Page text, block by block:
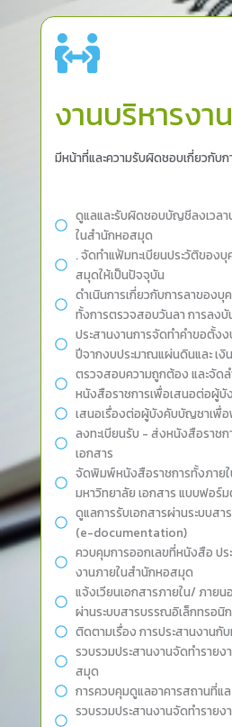
งานบริหารง
มีหน้าที่และความรับผิดชอบเกี่ยวกับ
ดูแลและรับผิดชอบบัญชีลงเวล
ในสำนักหอสมุด
. จัดทำแฟ้มทะเบียนประวัติของ
สมุดให้เป็นปัจจุบัน
ดำเนินการเกี่ยวกับการลาของ
ทั้งการตรวจสอบวันลา การลง
ประสานงานการจัดทำคำขอตั้ง
ปีจากงบประมาณแผ่นดินและ เงิ
ตรวจสอบความถูกต้อง และจัด
หนังสือราชการเพื่อเสนอต่อผู้
เสนอเรื่องต่อผู้บังคับบัญชาเพื่
ลงทะเบียนรับ - ส่งหนังสือราชก
เอกสาร
จัดพิมพ์หนังสือราชการทั้งภายใ
มหาวิทยาลัย เอกสาร แบบฟอร์
ดูแลการรับเอกสารผ่านระบบส
(e-documentation)
ควบคุมการออกเลขที่หนังสือ ป
งานภายในสำนักหอสมุด
แจ้งเวียนเอกสารภายใน/ ภาย
ผ่านระบบสารบรรณอิเล็กทรอนิ
ติดตามเรื่อง การประสานงานกั
รวบรวมประสานงานจัดทำราย
สมุด
การควบคุมดูแลอาคารสถานที่แล
รวบรวมประสานงานจัดทำราย